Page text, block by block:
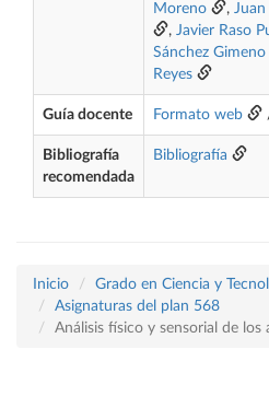
Moreno
,
, Javier Raso
Sánchez Gimeno
Reyes
Guía docente Formato web
Bibliografía
recomendada
Bibliografía
Inicio
Grado en Ciencia y
Asignaturas del plan 568
Análisis físico y sensorial de los